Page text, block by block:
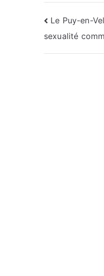
de
Le Puy-en-
sexualité